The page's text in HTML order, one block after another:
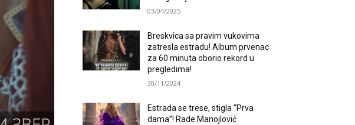
03/04/2025
Breskvica sa pravim vukovima
zatresla estradu! Album prvenac
za 60 minuta oborio rekord u
pregledima!
30/11/2024
Estrada se trese, stigla “Prva
dama”! Rade Manojlović